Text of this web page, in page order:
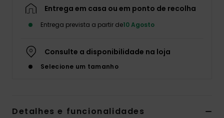
Entrega em casa ou em ponto de recolha
Entrega prevista a partir de10 Agosto
Consulte a disponibilidade na loja
Selecione um tamanho
Detalhes e funcionalidades